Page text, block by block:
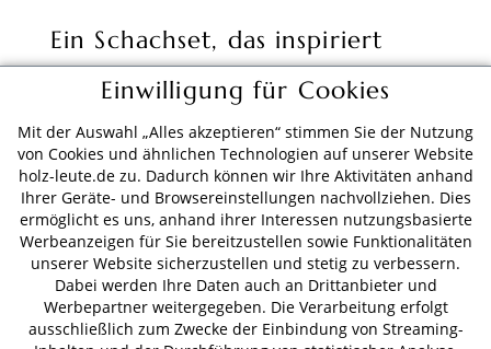
Ein Schachset, das inspiriert
Mit einem hochwertigen Schachset wird jedes
alleine, mit Freunden oder im Wettkampf. Das
originale Set aus Das Damengambit ist eine
ideale Wahl für alle, die die Verbindung
zwischen strategischer Eleganz und kultureller
Relevanz spüren möchten. Es ist mehr als nur
ein Schachspiel – es ist ein Symbol für die
zeitlose Faszination dieses königlichen Spiels.
Einwilligung für Cookies
Mit der Auswahl „Alles akzeptieren“ stimmen Sie der Nutzung
von Cookies und ähnlichen Technologien auf unserer Website
holz-leute.de zu. Dadurch können wir Ihre Aktivitäten anhand
Ihrer Geräte- und Browsereinstellungen nachvollziehen. Dies
ermöglicht es uns, anhand ihrer Interessen nutzungsbasierte
Werbeanzeigen für Sie bereitzustellen sowie Funktionalitäten
unserer Website sicherzustellen und stetig zu verbessern.
Dabei werden Ihre Daten auch an Drittanbieter und
Werbepartner weitergegeben. Die Verarbeitung erfolgt
ausschließlich zum Zwecke der Einbindung von Streaming-